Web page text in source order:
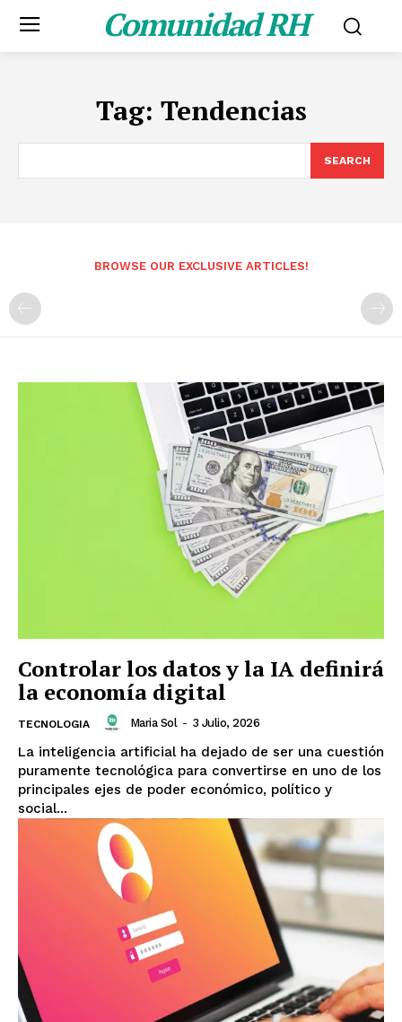
Comunidad RH
Tag: Tendencias
SEARCH
BROWSE OUR EXCLUSIVE ARTICLES!
Controlar los datos y la IA definirá
la economía digital
TECNOLOGIA Maria Sol - 3 Julio, 2026
La inteligencia artificial ha dejado de ser una cuestión
puramente tecnológica para convertirse en uno de los
principales ejes de poder económico, político y
social...